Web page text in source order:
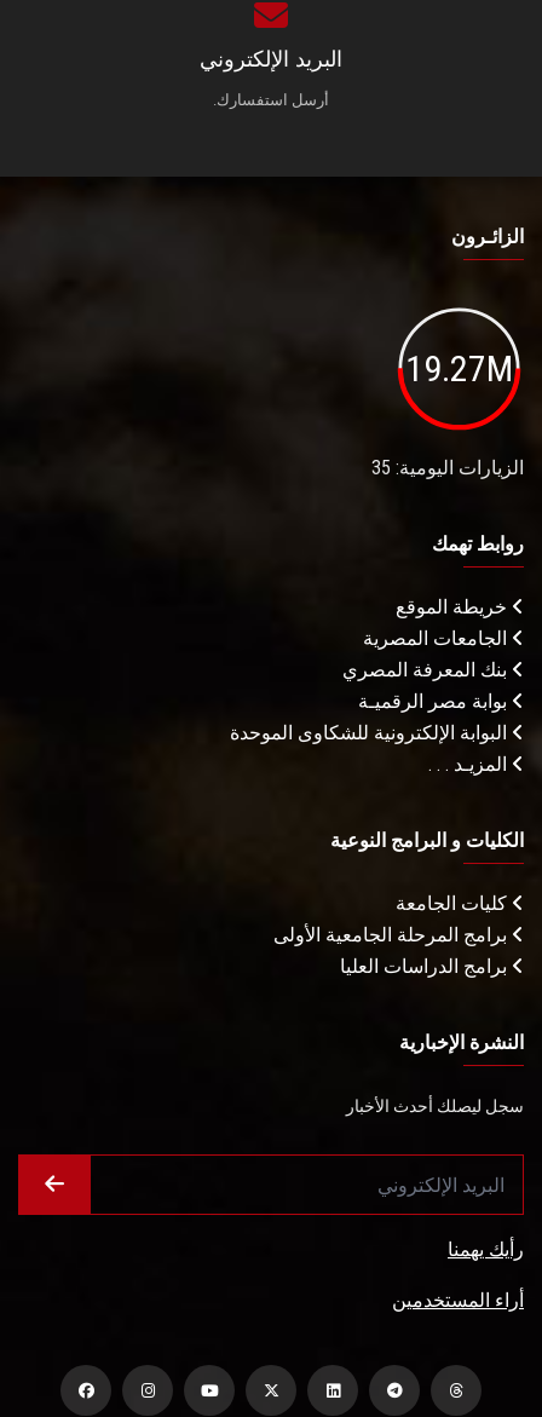
البريد الإلكتروني
أرسل استفسارك.
الزائـرون
19.27M
الزيارات اليومية: 35
روابط تهمك
خريطة الموقع
الجامعات المصرية
بنك المعرفة المصري
بوابة مصر الرقميـة
البوابة الإلكترونية للشكاوى الموحدة
المزيـد . . .
الكليات و البرامج النوعية
كليات الجامعة
برامج المرحلة الجامعية الأولى
برامج الدراسات العليا
النشرة الإخبارية
سجل ليصلك أحدث الأخبار
رأيك يهمنا
أراء المستخدمين